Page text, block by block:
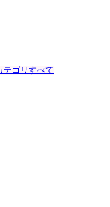
テゴリすべて